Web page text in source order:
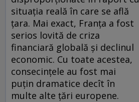
situaţia reală în care se află
ţara. Mai exact, Franţa a fost
serios lovită de criza
financiară globală şi declinul
economic. Cu toate acestea,
consecinţele au fost mai
puţin dramatice decît în
multe alte ţări europene.